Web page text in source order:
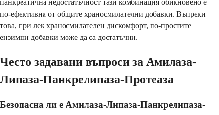
панкреатична недостатъчност тази комбинация обикновено е
по-ефективна от общите храносмилателни добавки. Въпреки
това, при лек храносмилателен дискомфорт, по-простите
ензимни добавки може да са достатъчни.
Често задавани въпроси за Амилаза-
Липаза-Панкрелипаза-Протеаза
Безопасна ли е Амилаза-Липаза-Панкрелипаза-